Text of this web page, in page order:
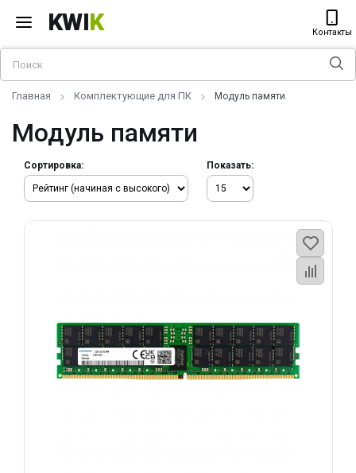
KWIK Контакты
Главная Комплектующие для ПК Модуль памяти
Модуль памяти
Сортировка: Показать: